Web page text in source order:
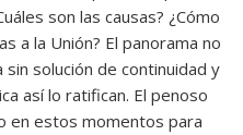
son las causas? ¿Cómo
a la Unión? El panorama no
solución de continuidad y
así lo ratifican. El penoso
en estos momentos para